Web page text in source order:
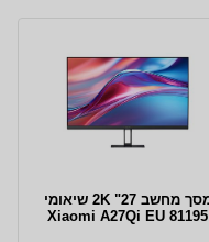
מסך מחשב 27" 2K שיאומי
Xiaomi A27Qi EU 81195